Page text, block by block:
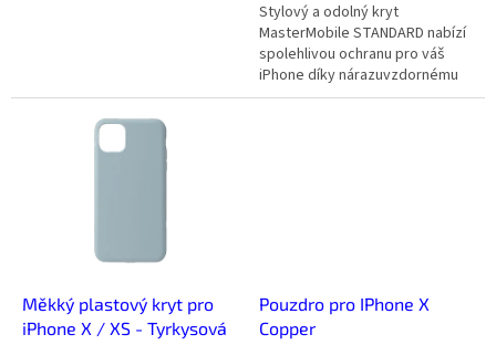
Stylový a odolný kryt
MasterMobile STANDARD nabízí
spolehlivou ochranu pro váš
iPhone díky nárazuvzdornému
měkkému plastu. Skvěle sedí,
Měkký plastový kryt pro
iPhone X / XS - Tyrkysová
Pouzdro pro IPhone X
Copper